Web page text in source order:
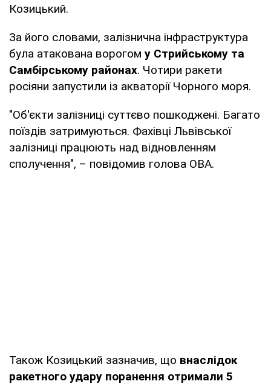
Козицький.
За його словами, залізнична інфраструктура
була атакована ворогом у Стрийському та
Самбірському районах. Чотири ракети
росіяни запустили із акваторії Чорного моря.
"Об'єкти залізниці суттєво пошкоджені. Багато
поїздів затримуються. Фахівці Львівської
залізниці працюють над відновленням
сполучення", – повідомив голова ОВА.
Також Козицький зазначив, що внаслідок
ракетного удару поранення отримали 5